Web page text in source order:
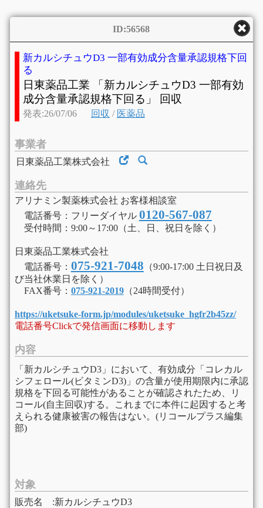
ID:56568
新カルシチュウD3 一部有効成分含量承認規格下回
る
日東薬品工業 「新カルシチュウD3 一部有効
成分含量承認規格下回る」 回収
発表:26/07/06 回収 / 医薬品
事業者
日東薬品工業株式会社
連絡先
アリナミン製薬株式会社 お客様相談室
電話番号：フリーダイヤル 0120-567-087
受付時間：9:00～17:00（土、日、祝日を除く）
日東薬品工業株式会社
​ 電話番号： 075-921-7048 （9:00-17:00 土日祝日及
び当社休業日を除く）
​ FAX番号： 075-921-2019（24時間受付）
https://uketsuke-form.jp/modules/uketsuke_hgfr2b45zz/
電話番号Clickで発信画面に移動します
内容
「新カルシチュウD3」において、有効成分「コレカル
シフェロール(ビタミンD3)」の含量が使用期限内に承認
規格を下回る可能性があることが確認されたため、リ
コール(自主回収)する。これまでに本件に起因すると考
えられる健康被害の報告はない。(リコールプラス編集
部)
対象
販売名 :新カルシチュウD3